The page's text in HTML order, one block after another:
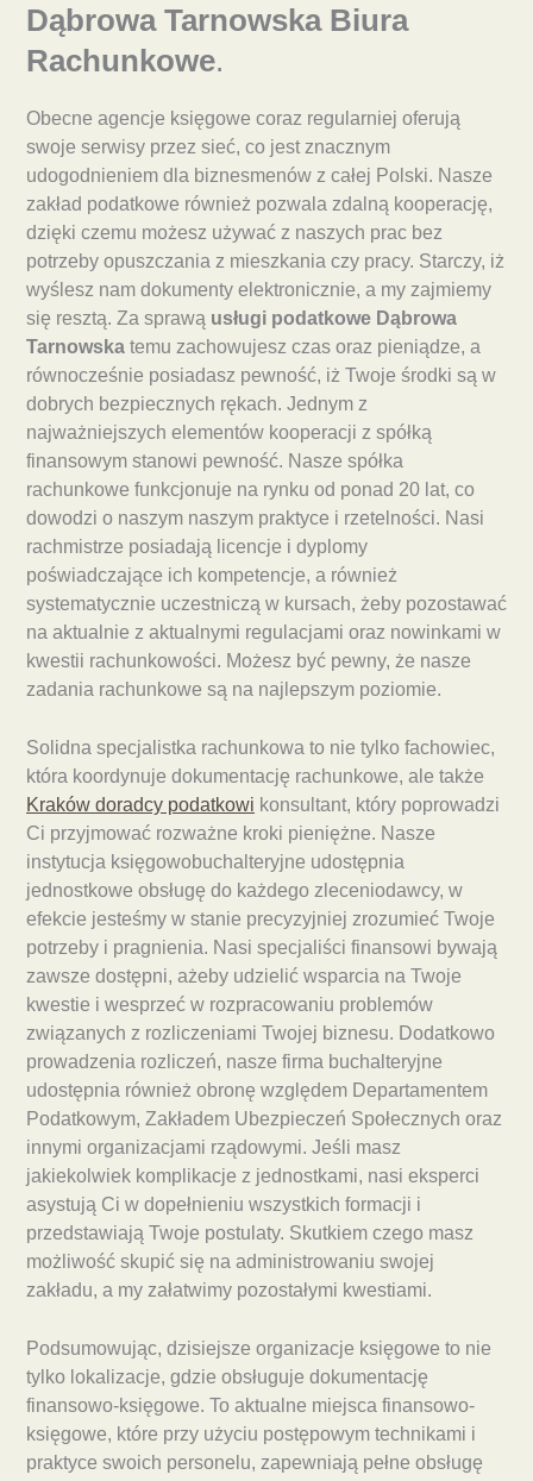
Dąbrowa Tarnowska Biura
Rachunkowe.
Obecne agencje księgowe coraz regularniej oferują
swoje serwisy przez sieć, co jest znacznym
udogodnieniem dla biznesmenów z całej Polski. Nasze
zakład podatkowe również pozwala zdalną kooperację,
dzięki czemu możesz używać z naszych prac bez
potrzeby opuszczania z mieszkania czy pracy. Starczy, iż
wyślesz nam dokumenty elektronicznie, a my zajmiemy
się resztą. Za sprawą usługi podatkowe Dąbrowa
Tarnowska temu zachowujesz czas oraz pieniądze, a
równocześnie posiadasz pewność, iż Twoje środki są w
dobrych bezpiecznych rękach. Jednym z
najważniejszych elementów kooperacji z spółką
finansowym stanowi pewność. Nasze spółka
rachunkowe funkcjonuje na rynku od ponad 20 lat, co
dowodzi o naszym naszym praktyce i rzetelności. Nasi
rachmistrze posiadają licencje i dyplomy
poświadczające ich kompetencje, a również
systematycznie uczestniczą w kursach, żeby pozostawać
na aktualnie z aktualnymi regulacjami oraz nowinkami w
kwestii rachunkowości. Możesz być pewny, że nasze
zadania rachunkowe są na najlepszym poziomie.
Solidna specjalistka rachunkowa to nie tylko fachowiec,
która koordynuje dokumentację rachunkowe, ale także
Kraków doradcy podatkowi konsultant, który poprowadzi
Ci przyjmować rozważne kroki pieniężne. Nasze
instytucja księgowobuchalteryjne udostępnia
jednostkowe obsługę do każdego zleceniodawcy, w
efekcie jesteśmy w stanie precyzyjniej zrozumieć Twoje
potrzeby i pragnienia. Nasi specjaliści finansowi bywają
zawsze dostępni, ażeby udzielić wsparcia na Twoje
kwestie i wesprzeć w rozpracowaniu problemów
związanych z rozliczeniami Twojej biznesu. Dodatkowo
prowadzenia rozliczeń, nasze firma buchalteryjne
udostępnia również obronę względem Departamentem
Podatkowym, Zakładem Ubezpieczeń Społecznych oraz
innymi organizacjami rządowymi. Jeśli masz
jakiekolwiek komplikacje z jednostkami, nasi eksperci
asystują Ci w dopełnieniu wszystkich formacji i
przedstawiają Twoje postulaty. Skutkiem czego masz
możliwość skupić się na administrowaniu swojej
zakładu, a my załatwimy pozostałymi kwestiami.
Podsumowując, dzisiejsze organizacje księgowe to nie
tylko lokalizacje, gdzie obsługuje dokumentację
finansowo-księgowe. To aktualne miejsca finansowo-
księgowe, które przy użyciu postępowym technikami i
praktyce swoich personelu, zapewniają pełne obsługę